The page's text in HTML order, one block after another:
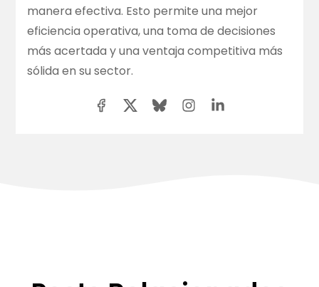
manera efectiva. Esto permite una mejor
eficiencia operativa, una toma de decisiones
más acertada y una ventaja competitiva más
sólida en su sector.